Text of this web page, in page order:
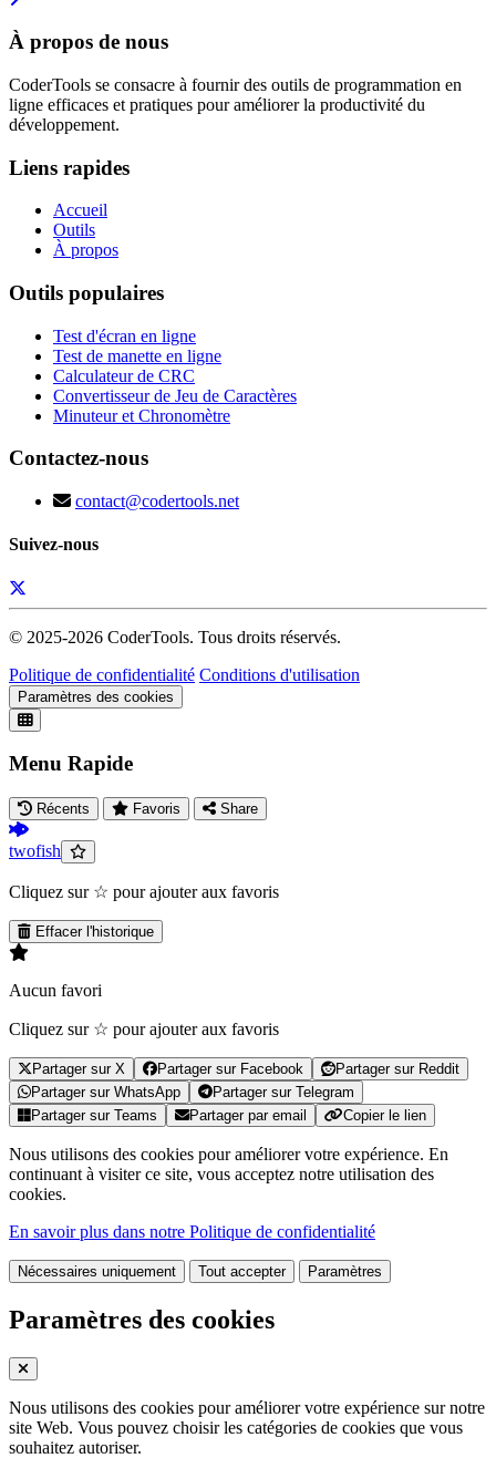
À propos de nous
CoderTools se consacre à fournir des outils de programmation en
ligne efficaces et pratiques pour améliorer la productivité du
développement.
Liens rapides
Accueil
Outils
À propos
Outils populaires
Test d'écran en ligne
Test de manette en ligne
Calculateur de CRC
Convertisseur de Jeu de Caractères
Minuteur et Chronomètre
Contactez-nous
contact@codertools.net
Suivez-nous
© 2025-2026 CoderTools. Tous droits réservés.
Politique de confidentialité Conditions d'utilisation
Paramètres des cookies
Menu Rapide
Récents Favoris Share
twofish
Cliquez sur ☆ pour ajouter aux favoris
Effacer l'historique
Aucun favori
Cliquez sur ☆ pour ajouter aux favoris
Partager sur X Partager sur Facebook
Partager sur Reddit
Partager sur WhatsApp
Partager sur Telegram
Partager sur Teams
Partager par email Copier le lien
Nous utilisons des cookies pour améliorer votre expérience. En
continuant à visiter ce site, vous acceptez notre utilisation des
cookies.
En savoir plus dans notre Politique de confidentialité
Nécessaires uniquement Tout accepter Paramètres
Paramètres des cookies
Nous utilisons des cookies pour améliorer votre expérience sur notre
site Web. Vous pouvez choisir les catégories de cookies que vous
souhaitez autoriser.